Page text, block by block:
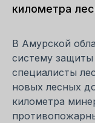
километра
В Амурской
систему защиты
специалисты
новых лесных
километра